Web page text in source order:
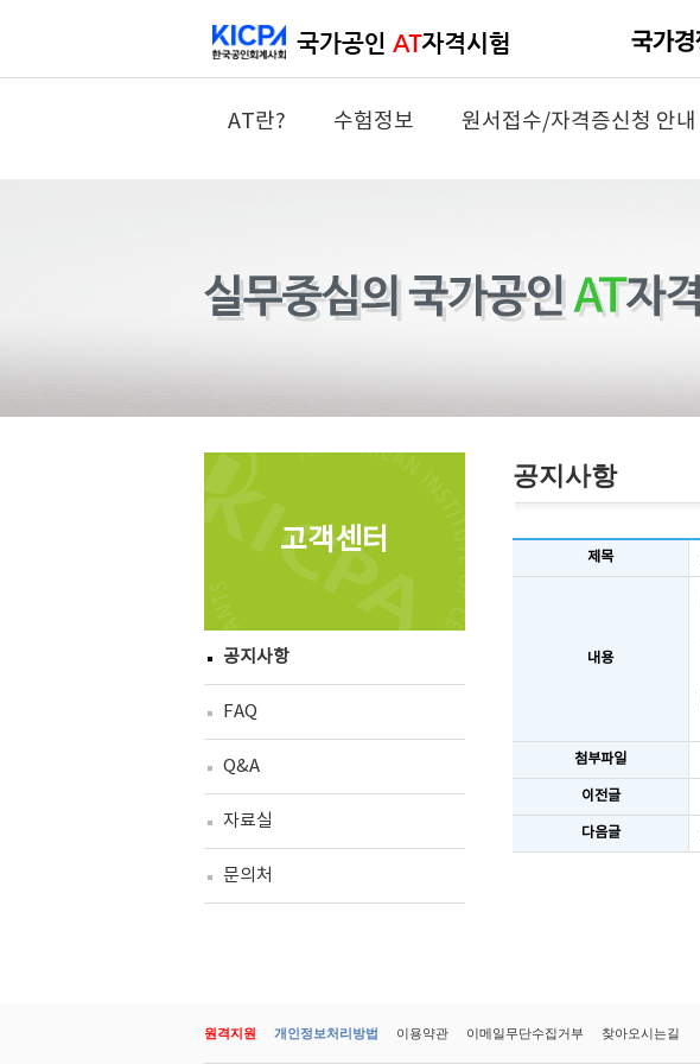
AT란? 수험정보 원서접수/자격증신청 안내
고객센터
공지사항
FAQ
Q&A
자료실
문의처
공지사항
제목
내용
첨부파일
이전글
다음글
원격지원 개인정보처리방법 이용약관 이메일무단수집거부 찾아오시는길